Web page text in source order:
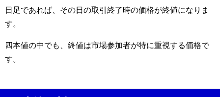
日足であれば、その日の取引終了時の価格が終値になりま
す。
四本値の中でも、終値は市場参加者が特に重視する価格で
す。